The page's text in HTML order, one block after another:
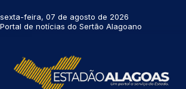
sexta-feira, 07 de agosto de 2026
Portal de notícias do Sertão Alagoano